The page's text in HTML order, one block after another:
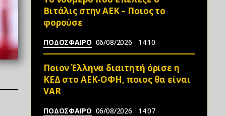
Βιτάλις στην ΑΕΚ – Ποιος το
φορούσε
ΠΟΔΟΣΦΑΙΡΟ 06/08/2026 14:10
Ποιον Έλληνα διαιτητή όρισε η
ΚΕΔ στο ΑΕΚ-ΟΦΗ, ποιος θα είναι
VAR
ΠΟΔΟΣΦΑΙΡΟ 06/08/2026 14:07